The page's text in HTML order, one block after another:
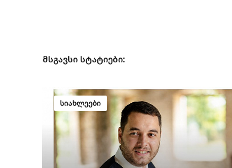
მსგავსი სტატიები:
სიახლეები